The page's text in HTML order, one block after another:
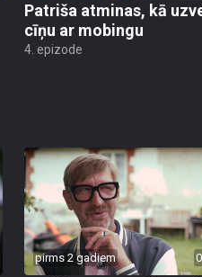
Patriša atminas, kā
cīņu ar mobingu
4. epizode
pirms 2 gadiem